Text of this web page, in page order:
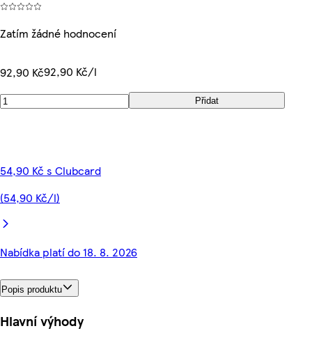
Zatím žádné hodnocení
92,90 Kč92,90 Kč/l
Přidat
54,90 Kč s Clubcard
(54,90 Kč/l)
Nabídka platí do 18. 8. 2026
Popis produktu
Hlavní výhody